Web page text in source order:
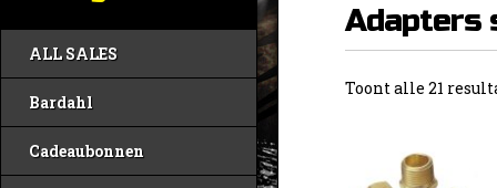
ALL SALES
Bardahl
Cadeaubonnen
Adapters
Toont alle 21